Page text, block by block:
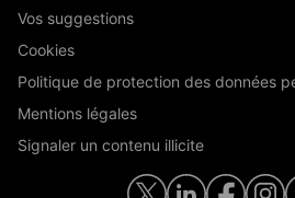
Vos suggestions
Cookies
Politique de protection des données
Mentions légales
Signaler un contenu illicite